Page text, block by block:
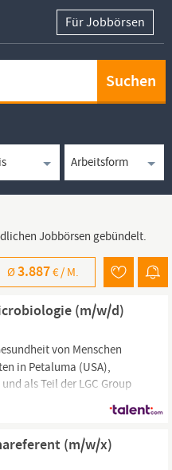
Für Jobbörsen
Jobbörsen gebündelt.
Ø3.887€ / M.
(m/w/d)
von Menschen
in Petaluma (USA),
als Teil der LGC Group
Umfeld als CRO und
von LGC Axolabs und
die Zukunft
(m/w/x)